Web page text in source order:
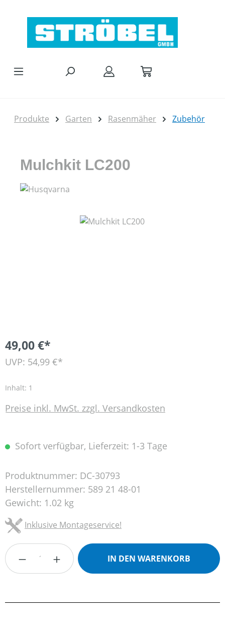
Produkte Garten Rasenmäher Zubehör
Mulchkit LC200
Bildergalerie überspringen
49,00 €*
UVP: 54,99 €*
Inhalt: 1
Preise inkl. MwSt. zzgl. Versandkosten
Sofort verfügbar, Lieferzeit: 1-3 Tage
Produktnummer: DC-30793
Herstellernummer: 589 21 48-01
Gewicht: 1.02 kg
Inklusive Montageservice!
Produkt Anzahl: Gib den gewünschten
IN DEN WARENKORB